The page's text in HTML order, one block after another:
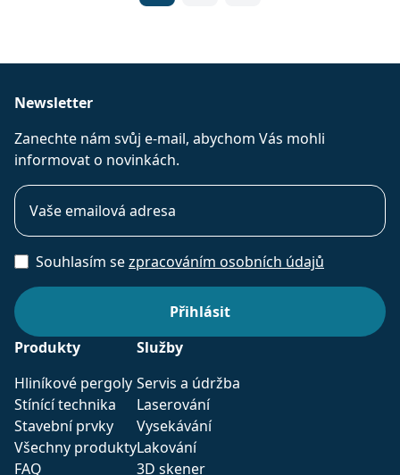
Newsletter
Zanechte nám svůj e-mail, abychom Vás mohli
informovat o novinkách.
Souhlasím sezpracováním osobních údajů
Produkty
Hliníkové pergoly
Stínící technika
Stavební prvky
Všechny produkty
FAQ
Služby
Servis a údržba
Laserování
Vysekávání
Lakování
3D skener